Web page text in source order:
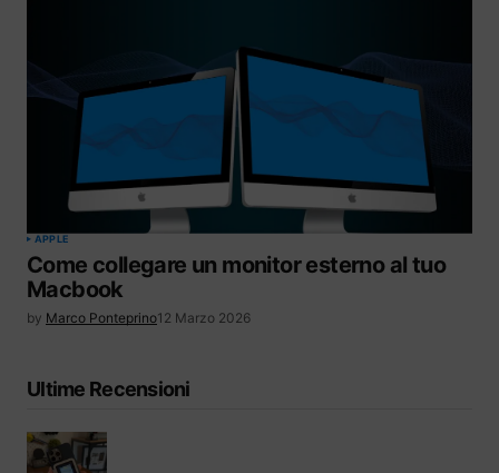
APPLE
Come collegare un monitor esterno al tuo
Macbook
by Marco Ponteprino12 Marzo 2026
Ultime Recensioni